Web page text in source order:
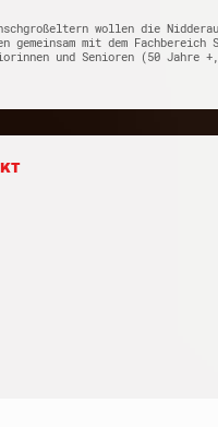
wollen die
gemeinsam mit dem Fachbereich
und Senioren (50 Jahre